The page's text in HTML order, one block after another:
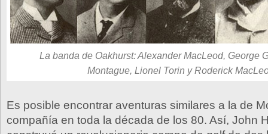
La banda de Oakhurst: Alexander MacLeod, George
Montague, Lionel Torin y Roderick
Es posible encontrar aventuras similares a la de
compañía en toda la década de los 80. Así, John